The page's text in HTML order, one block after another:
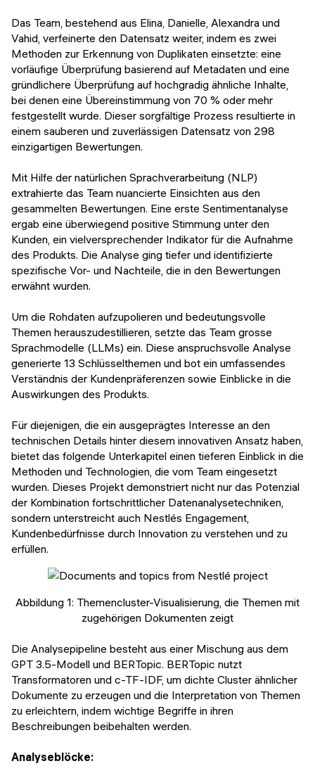
Das Team, bestehend aus Elina, Danielle, Alexandra und
Vahid, verfeinerte den Datensatz weiter, indem es zwei
Methoden zur Erkennung von Duplikaten einsetzte: eine
vorläufige Überprüfung basierend auf Metadaten und eine
gründlichere Überprüfung auf hochgradig ähnliche Inhalte,
bei denen eine Übereinstimmung von 70 % oder mehr
festgestellt wurde. Dieser sorgfältige Prozess resultierte in
einem sauberen und zuverlässigen Datensatz von 298
einzigartigen Bewertungen.
Mit Hilfe der natürlichen Sprachverarbeitung (NLP)
extrahierte das Team nuancierte Einsichten aus den
gesammelten Bewertungen. Eine erste Sentimentanalyse
ergab eine überwiegend positive Stimmung unter den
Kunden, ein vielversprechender Indikator für die Aufnahme
des Produkts. Die Analyse ging tiefer und identifizierte
spezifische Vor- und Nachteile, die in den Bewertungen
erwähnt wurden.
Um die Rohdaten aufzupolieren und bedeutungsvolle
Themen herauszudestillieren, setzte das Team grosse
Sprachmodelle (LLMs) ein. Diese anspruchsvolle Analyse
generierte 13 Schlüsselthemen und bot ein umfassendes
Verständnis der Kundenpräferenzen sowie Einblicke in die
Auswirkungen des Produkts.
Für diejenigen, die ein ausgeprägtes Interesse an den
technischen Details hinter diesem innovativen Ansatz haben,
bietet das folgende Unterkapitel einen tieferen Einblick in die
Methoden und Technologien, die vom Team eingesetzt
wurden. Dieses Projekt demonstriert nicht nur das Potenzial
der Kombination fortschrittlicher Datenanalysetechniken,
sondern unterstreicht auch Nestlés Engagement,
Kundenbedürfnisse durch Innovation zu verstehen und zu
erfüllen.
Abbildung 1: Themencluster-Visualisierung, die Themen mit
zugehörigen Dokumenten zeigt
Die Analysepipeline besteht aus einer Mischung aus dem
GPT 3.5-Modell und BERTopic. BERTopic nutzt
Transformatoren und c-TF-IDF, um dichte Cluster ähnlicher
Dokumente zu erzeugen und die Interpretation von Themen
zu erleichtern, indem wichtige Begriffe in ihren
Beschreibungen beibehalten werden.
Analyseblöcke: